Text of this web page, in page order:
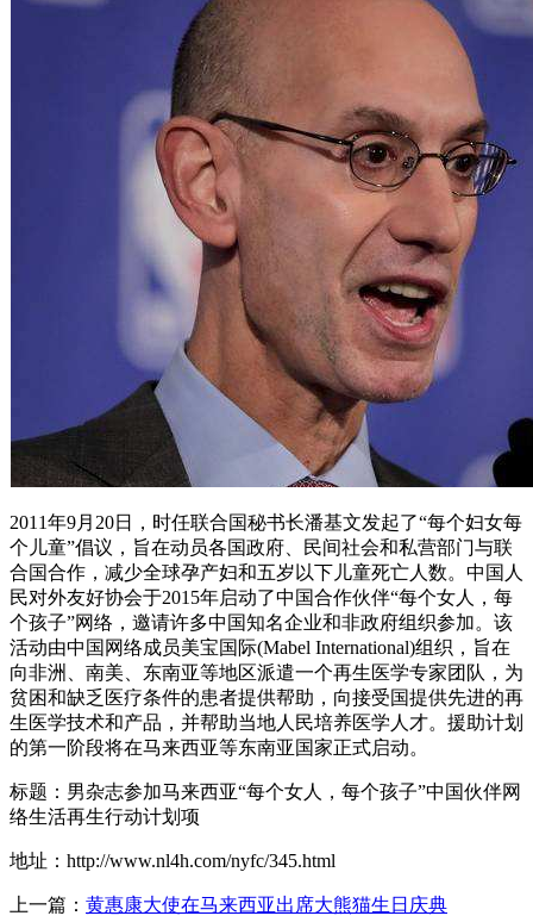
2011年9月20日，时任联合国秘书长潘基文发起了“每个妇女每
个儿童”倡议，旨在动员各国政府、民间社会和私营部门与联
合国合作，减少全球孕产妇和五岁以下儿童死亡人数。中国人
民对外友好协会于2015年启动了中国合作伙伴“每个女人，每
个孩子”网络，邀请许多中国知名企业和非政府组织参加。该
活动由中国网络成员美宝国际(Mabel International)组织，旨在
向非洲、南美、东南亚等地区派遣一个再生医学专家团队，为
贫困和缺乏医疗条件的患者提供帮助，向接受国提供先进的再
生医学技术和产品，并帮助当地人民培养医学人才。援助计划
的第一阶段将在马来西亚等东南亚国家正式启动。
标题：男杂志参加马来西亚“每个女人，每个孩子”中国伙伴网
络生活再生行动计划项
地址：http://www.nl4h.com/nyfc/345.html
上一篇： 黄惠康大使在马来西亚出席大熊猫生日庆典